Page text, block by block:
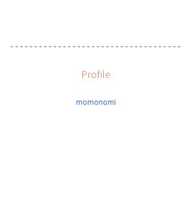
Profile
momonomi